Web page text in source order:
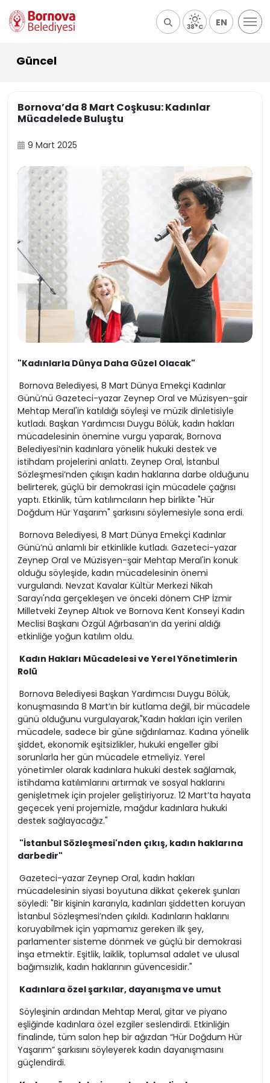
38°C EN
Güncel
Bornova’da 8 Mart Coşkusu: Kadınlar
Mücadelede Buluştu
9 Mart 2025
"Kadınlarla Dünya Daha Güzel Olacak"
Bornova Belediyesi, 8 Mart Dünya Emekçi Kadınlar
Günü’nü Gazeteci-yazar Zeynep Oral ve Müzisyen-şair
Mehtap Meral'in katıldığı söyleşi ve müzik dinletisiyle
kutladı. Başkan Yardımcısı Duygu Bölük, kadın hakları
mücadelesinin önemine vurgu yaparak, Bornova
Belediyesi’nin kadınlara yönelik hukuki destek ve
istihdam projelerini anlattı. Zeynep Oral, İstanbul
Sözleşmesi’nden çıkışın kadın haklarına darbe olduğunu
belirterek, güçlü bir demokrasi için mücadele çağrısı
yaptı. Etkinlik, tüm katılımcıların hep birlikte "Hür
Doğdum Hür Yaşarım" şarkısını söylemesiyle sona erdi.
Bornova Belediyesi, 8 Mart Dünya Emekçi Kadınlar
Günü’nü anlamlı bir etkinlikle kutladı. Gazeteci-yazar
Zeynep Oral ve Müzisyen-şair Mehtap Meral'in konuk
olduğu söyleşide, kadın mücadelesinin önemi
vurgulandı. Nevzat Kavalar Kültür Merkezi Nikah
Sarayı'nda gerçekleşen ve önceki dönem CHP İzmir
Milletveki Zeynep Altıok ve Bornova Kent Konseyi Kadın
Meclisi Başkanı Özgül Ağırbasan’ın da yerini aldığı
etkinliğe yoğun katılım oldu.
Kadın Hakları Mücadelesi ve Yerel Yönetimlerin
Rolü
Bornova Belediyesi Başkan Yardımcısı Duygu Bölük,
konuşmasında 8 Mart’ın bir kutlama değil, bir mücadele
günü olduğunu vurgulayarak,"Kadın hakları için verilen
mücadele, sadece bir güne sığdırılamaz. Kadına yönelik
şiddet, ekonomik eşitsizlikler, hukuki engeller gibi
sorunlarla her gün mücadele etmeliyiz. Yerel
yönetimler olarak kadınlara hukuki destek sağlamak,
istihdama katılımlarını artırmak ve sosyal haklarını
genişletmek için projeler geliştiriyoruz. 12 Mart’ta hayata
geçecek yeni projemizle, mağdur kadınlara hukuki
destek sağlayacağız."
"İstanbul Sözleşmesi'nden çıkış, kadın haklarına
darbedir"
Gazeteci-yazar Zeynep Oral, kadın hakları
mücadelesinin siyasi boyutuna dikkat çekerek şunları
söyledi: "Bir kişinin kararıyla, kadınları şiddetten koruyan
İstanbul Sözleşmesi’nden çıkıldı. Kadınların haklarını
koruyabilmek için yapmamız gereken ilk şey,
parlamenter sisteme dönmek ve güçlü bir demokrasi
inşa etmektir. Eşitlik, laiklik, toplumsal adalet ve ulusal
bağımsızlık, kadın haklarının güvencesidir."
Kadınlara özel şarkılar, dayanışma ve umut
Söyleşinin ardından Mehtap Meral, gitar ve piyano
eşliğinde kadınlara özel ezgiler seslendirdi. Etkinliğin
finalinde, tüm salon hep bir ağızdan “Hür Doğdum Hür
Yaşarım” şarkısını söyleyerek kadın dayanışmasını
güçlendirdi.